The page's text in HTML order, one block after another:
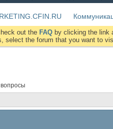
out the FAQ by clicking the link
select the forum that you want to